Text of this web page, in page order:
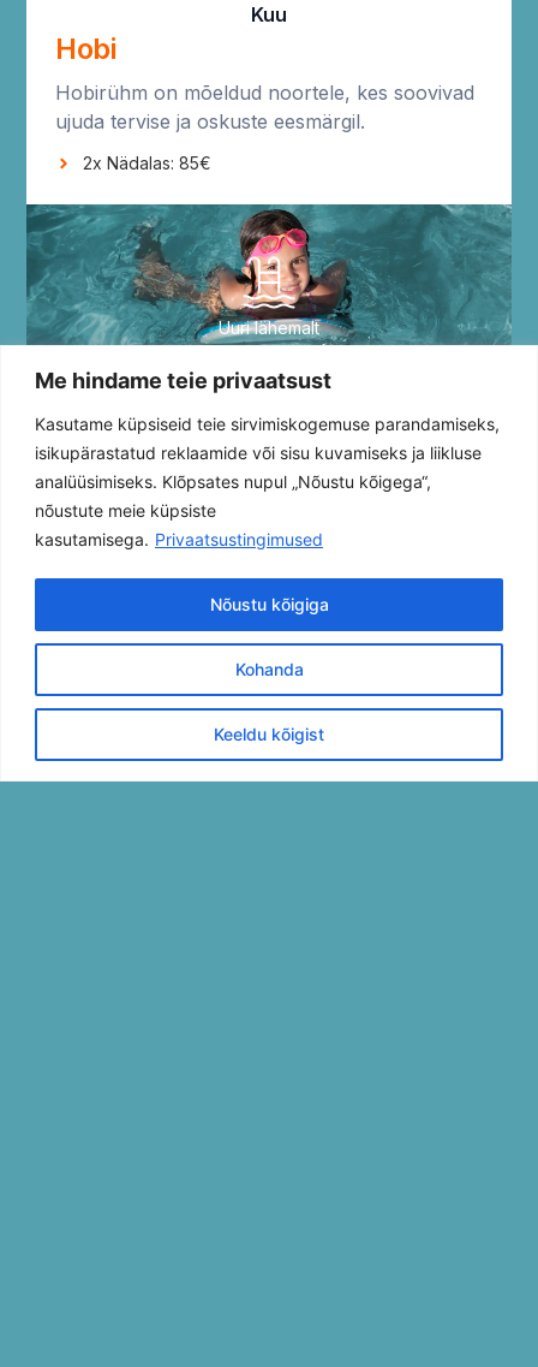
Me hindame teie privaatsust
Kasutame küpsiseid teie sirvimiskogemuse parandamiseks,
isikupärastatud reklaamide või sisu kuvamiseks ja liikluse
analüüsimiseks. Klõpsates nupul „Nõustu kõigega“,
nõustute meie küpsiste
kasutamisega. Privaatsustingimused
Kohanda
Keeldu kõigist
Nõustu kõigiga
Kuu
Hobi
Hobirühm on mõeldud noortele, kes soovivad
ujuda tervise ja oskuste eesmärgil.
2x Nädalas: 85€
Uuri lähemalt
Kohatasu 25 EUR
Pearaha kinnitusega koefitsent 1,0
Pearaha kinnitusega kahele klubile koefitsent 1,05
Pearaha kinnituseta koefitsent 1,2